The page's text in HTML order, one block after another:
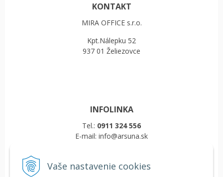
Vaše nastavenie cookies
KONTAKT
MIRA OFFICE s.r.o.
Kpt.Nálepku 52
937 01 Želiezovce
INFOLINKA
Tel.: 0911 324 556
E-mail: info@arsuna.sk
VŠETKO O NÁKUPE